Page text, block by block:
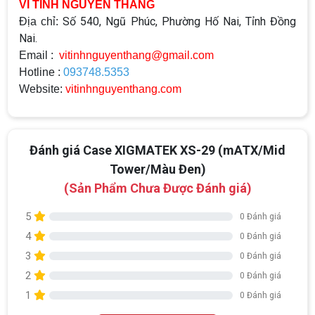
VI TÍNH NGUYỄN THẮNG
Địa chỉ:Số 540, Ngũ Phúc, Phường Hố Nai, Tỉnh Đồng
Nai.
Email : vitinhnguyenthang@gmail.com
Hotline : 093748.5353
Website: vitinhnguyenthang.com
Đánh giá Case XIGMATEK XS-29 (mATX/Mid
Tower/Màu Đen)
(Sản Phẩm Chưa Được Đánh giá)
5 0 Đánh giá
4 0 Đánh giá
3 0 Đánh giá
2 0 Đánh giá
1 0 Đánh giá